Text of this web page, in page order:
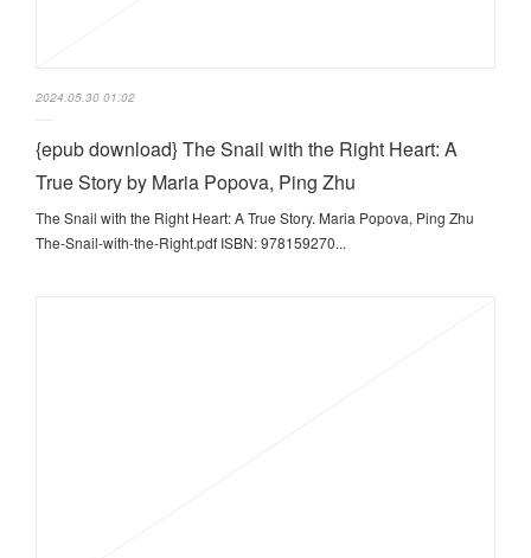
2024.05.30 01:02
{epub download} The Snail with the Right Heart: A
True Story by Maria Popova, Ping Zhu
The Snail with the Right Heart: A True Story. Maria Popova, Ping Zhu
The-Snail-with-the-Right.pdf ISBN: 978159270...